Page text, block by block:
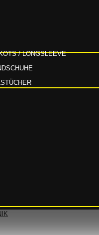
/ LONGSLEEVE